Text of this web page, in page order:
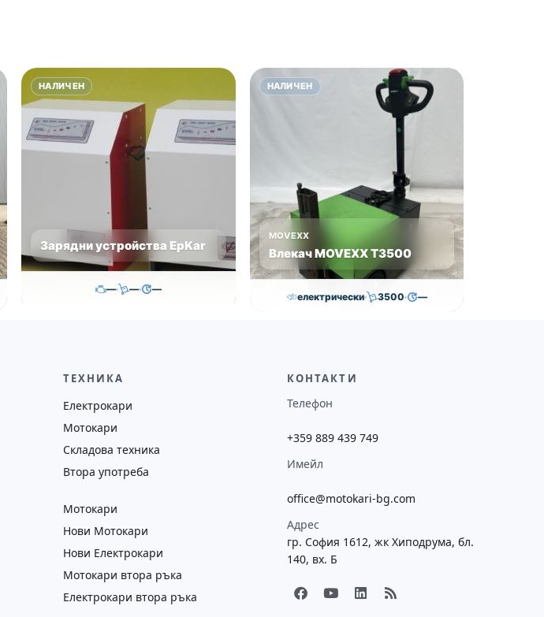
НАЛИЧЕН
Зарядни устройства EpKar
— — —
НАЛИЧЕН
MOVEXX
Влекач MOVEXX T3500
електрически 3500 —
2016
ТЕХНИКА
Електрокари
Мотокари
Складова техника
Втора употреба
Мотокари
Нови Мотокари
Нови Електрокари
Мотокари втора ръка
Електрокари втора ръка
КОНТАКТИ
Телефон
+359 889 439 749
Имейл
office@motokari-bg.com
Адрес
гр. София 1612, жк Хиподрума, бл.
140, вх. Б
F
a
Y
o
L
i
R
s